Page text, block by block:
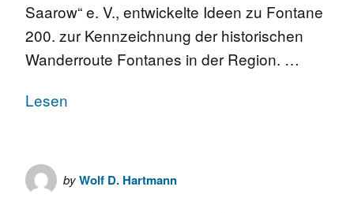
Saarow“ e. V., entwickelte Ideen zu Fontane
200. zur Kennzeichnung der historischen
Wanderroute Fontanes in der Region. …
Lesen
byWolf D. Hartmann